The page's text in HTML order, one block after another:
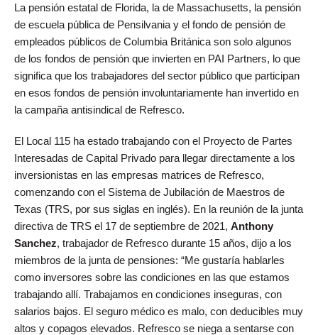
La pensión estatal de Florida, la de Massachusetts, la pensión
de escuela pública de Pensilvania y el fondo de pensión de
empleados públicos de Columbia Británica son solo algunos
de los fondos de pensión que invierten en PAI Partners, lo que
significa que los trabajadores del sector público que participan
en esos fondos de pensión involuntariamente han invertido en
la campaña antisindical de Refresco.
El Local 115 ha estado trabajando con el Proyecto de Partes
Interesadas de Capital Privado para llegar directamente a los
inversionistas en las empresas matrices de Refresco,
comenzando con el Sistema de Jubilación de Maestros de
Texas (TRS, por sus siglas en inglés). En la reunión de la junta
directiva de TRS el 17 de septiembre de 2021, Anthony
Sanchez, trabajador de Refresco durante 15 años, dijo a los
miembros de la junta de pensiones: “Me gustaría hablarles
como inversores sobre las condiciones en las que estamos
trabajando allí. Trabajamos en condiciones inseguras, con
salarios bajos. El seguro médico es malo, con deducibles muy
altos y copagos elevados. Refresco se niega a sentarse con